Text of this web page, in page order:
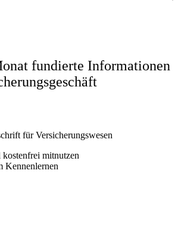
fundierte Informationen
mitnutzen
Kennenlernen